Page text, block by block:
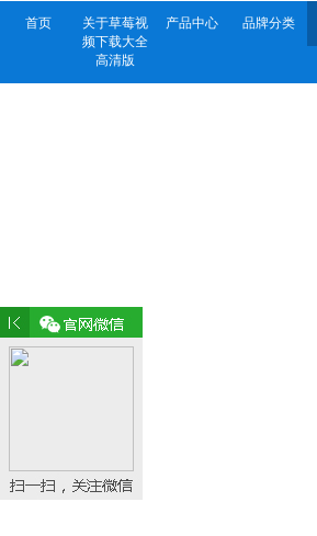
首页
关于草莓视
频下载大全
高清版
产品中心 品牌分类